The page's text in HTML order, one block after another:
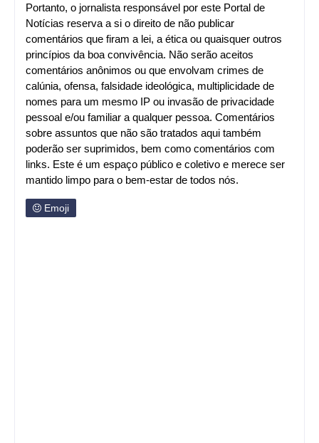
Portanto, o jornalista responsável por este Portal de
Notícias reserva a si o direito de não publicar
comentários que firam a lei, a ética ou quaisquer outros
princípios da boa convivência. Não serão aceitos
comentários anônimos ou que envolvam crimes de
calúnia, ofensa, falsidade ideológica, multiplicidade de
nomes para um mesmo IP ou invasão de privacidade
pessoal e/ou familiar a qualquer pessoa. Comentários
sobre assuntos que não são tratados aqui também
poderão ser suprimidos, bem como comentários com
links. Este é um espaço público e coletivo e merece ser
mantido limpo para o bem-estar de todos nós.
Emoji